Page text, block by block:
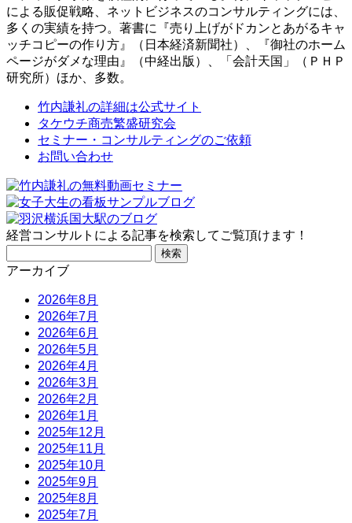
による販促戦略、ネットビジネスのコンサルティングには、
多くの実績を持つ。著書に『売り上げがドカンとあがるキャ
ッチコピーの作り方』（日本経済新聞社）、『御社のホーム
ページがダメな理由』（中経出版）、「会計天国」（ＰＨＰ
研究所）ほか、多数。
竹内謙礼の詳細は公式サイト
タケウチ商売繁盛研究会
セミナー・コンサルティングのご依頼
お問い合わせ
経営コンサルトによる記事を検索してご覧頂けます！
索:
アーカイブ
2026年8月
2026年7月
2026年6月
2026年5月
2026年4月
2026年3月
2026年2月
2026年1月
2025年12月
2025年11月
2025年10月
2025年9月
2025年8月
2025年7月